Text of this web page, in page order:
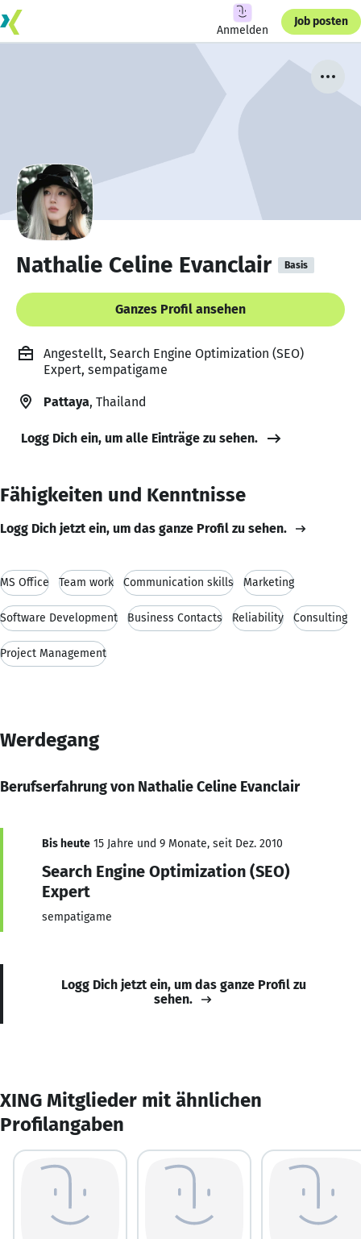
Anmelden
Job posten
Nathalie Celine Evanclair Basis
Ganzes Profil ansehen
Angestellt, Search Engine Optimization (SEO)
Expert, sempatigame
Pattaya, Thailand
Logg Dich ein, um alle Einträge zu sehen.
Fähigkeiten und Kenntnisse
Logg Dich jetzt ein, um das ganze Profil zu sehen.
MS Office Team work Communication skills Marketing
Software Development Business Contacts Reliability Consulting
Project Management
Werdegang
Berufserfahrung von Nathalie Celine Evanclair
Bis heute 15 Jahre und 9 Monate, seit Dez. 2010
Search Engine Optimization (SEO)
Expert
sempatigame
Logg Dich jetzt ein, um das ganze Profil zu
sehen.
XING Mitglieder mit ähnlichen
Profilangaben